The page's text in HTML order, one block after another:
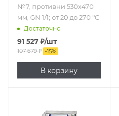
№7, противни 530х470
мм, GN 1/1; от 20 до 270 °С
Достаточно
91 527 ₽/шт
107 679₽ -15%
В корзину
380 В; 2 камеры; 8